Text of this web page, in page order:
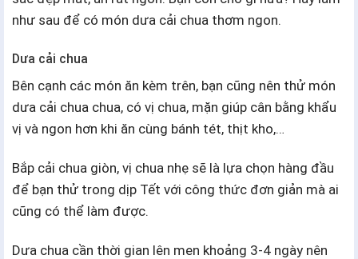
như sau để có món dưa cải chua thơm ngon.
Dưa cải chua
Bên cạnh các món ăn kèm trên, bạn cũng nên thử món
dưa cải chua chua, có vị chua, mặn giúp cân bằng khẩu
vị và ngon hơn khi ăn cùng bánh tét, thịt kho,…
Bắp cải chua giòn, vị chua nhẹ sẽ là lựa chọn hàng đầu
để bạn thử trong dịp Tết với công thức đơn giản mà ai
cũng có thể làm được.
Dưa chua cần thời gian lên men khoảng 3-4 ngày nên